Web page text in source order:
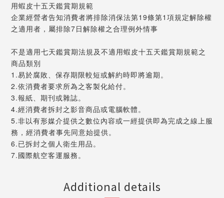
用蝦皮十五天鑑賞期規範
企業經營者告知消費者將排除消保法第19條第1項規定解除權
之適用者，屬排除7日解除權之合理例外情事
不是適用七天鑑賞期法規及不適用蝦皮十五天鑑賞期規範之
商品類別
1.易於腐敗、保存期限較短或解約時即將逾期。
2.依消費者要求所為之客製化給付。
3.報紙、期刊或雜誌。
4.經消費者拆封之影音商品或電腦軟體。
5.非以有形媒介提供之數位內容或一經提供即為完成之線上服
務，經消費者事先同意始提供。
6.已拆封之個人衛生用品。
7.國際航空客運服務。
Additional details